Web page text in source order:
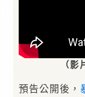
（影
預告公開後，